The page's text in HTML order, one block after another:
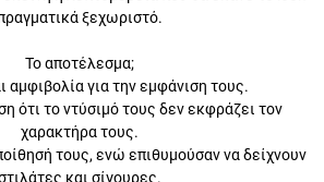
αμφιβολία για την εμφάνιση τους.
το ντύσιμό τους δεν εκφράζει τον χαρακτήρα
τους.
τους, ενώ επιθυμούσαν να δείχνουν
στιλάτες και σίγουρες.
να αλλάζεις πουκάμισα ξανά και ξανά μέχρι να